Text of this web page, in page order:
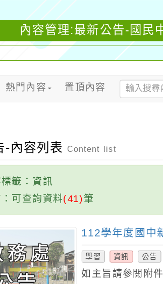
內容管理:最新公告-國民
熱門內容 置頂內容
-內容列表 Content list
籤：資訊
可查詢資料(41)筆
112學年度國中
學習 資訊 公告
如主旨請參閱附